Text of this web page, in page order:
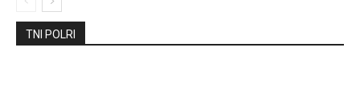
TNI POLRI